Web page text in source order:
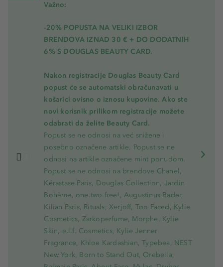
Važno:
-20% POPUSTA NA VELIKI IZBOR
BRENDOVA IZNAD 30 € + DO DODATNIH
6% S DOUGLAS BEAUTY CARD.
Nakon registracije Douglas Beauty Card
popust će se automatski obračunavati u
košarici ovisno o iznosu kupovine. Ako ste
novi korisnik prilikom registracije možete
odabrati da želite Beauty Card.
Popust se ne odnosi na već snižene i
posebno označene artikle. Popust se ne
odnosi na artikle označene mint ponudom.
Popust se ne odnosi na brendove Chanel,
Kérastase Paris, Douglas Collection, Jardin
Bohème, one.two.free!, Augustinus Bader,
Kilian Paris, Rituals, Xerjoff, Too Faced, Kylie
Cosmetics, Zarkoperfume, Morphe, Kylie
Skin, e.l.f. Cosmetics, Kylie Jenner
Fragrance, Khloe Kardashian, Typebea, NEST
New York, Born to Stand Out, Orebella,